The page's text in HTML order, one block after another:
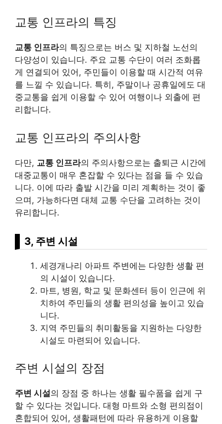
교통 인프라의 특징
교통 인프라의 특징으로는 버스 및 지하철 노선의
다양성이 있습니다. 주요 교통 수단이 여러 조화롭
게 연결되어 있어, 주민들이 이용할 때 시간적 여유
를 느낄 수 있습니다. 특히, 주말이나 공휴일에도 대
중교통을 쉽게 이용할 수 있어 여행이나 외출에 편
리합니다.
교통 인프라의 주의사항
다만, 교통 인프라의 주의사항으로는 출퇴근 시간에
대중교통이 매우 혼잡할 수 있다는 점을 들 수 있습
니다. 이에 따라 출발 시간을 미리 계획하는 것이 좋
으며, 가능하다면 대체 교통 수단을 고려하는 것이
유리합니다.
3, 주변 시설
세경개나리 아파트 주변에는 다양한 생활 편
의 시설이 있습니다.
마트, 병원, 학교 및 문화센터 등이 인근에 위
치하여 주민들의 생활 편의성을 높이고 있습
니다.
지역 주민들의 취미활동을 지원하는 다양한
시설도 마련되어 있습니다.
주변 시설의 장점
주변 시설의 장점 중 하나는 생활 필수품을 쉽게 구
할 수 있다는 것입니다. 대형 마트와 소형 편의점이
혼합되어 있어, 생활패턴에 따라 유용하게 이용할